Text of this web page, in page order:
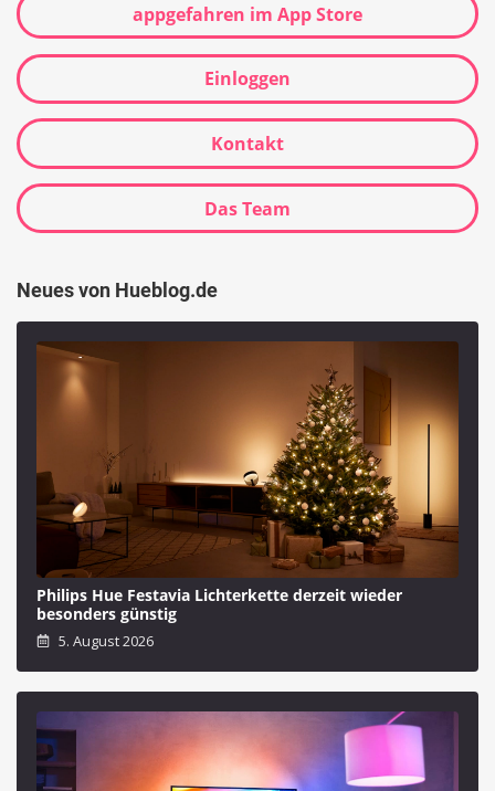
appgefahren im App Store
Einloggen
Kontakt
Das Team
Neues von Hueblog.de
Philips Hue Festavia Lichterkette derzeit wieder
besonders günstig
5. August 2026